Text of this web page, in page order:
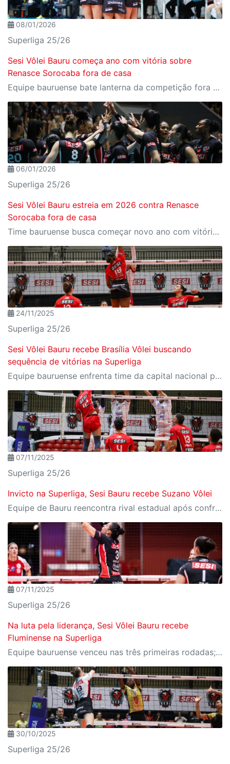
08/01/2026
Superliga 25/26
Sesi Vôlei Bauru começa ano com vitória sobre
Renasce Sorocaba fora de casa
Equipe bauruense bate lanterna da competição fora de casa e volta a vencer na Superliga
06/01/2026
Superliga 25/26
Sesi Vôlei Bauru estreia em 2026 contra Renasce
Sorocaba fora de casa
Time bauruense busca começar novo ano com vitória na Superliga; partida é nesta quarta, 7
24/11/2025
Superliga 25/26
Sesi Vôlei Bauru recebe Brasília Vôlei buscando
sequência de vitórias na Superliga
Equipe bauruense enfrenta time da capital nacional pela sétima rodada da liga; partida é na terça, 25
07/11/2025
Superliga 25/26
Invicto na Superliga, Sesi Bauru recebe Suzano Vôlei
Equipe de Bauru reencontra rival estadual após confrontos no Paulista 2025; partida é na segunda, 10
07/11/2025
Superliga 25/26
Na luta pela liderança, Sesi Vôlei Bauru recebe
Fluminense na Superliga
Equipe bauruense venceu nas três primeiras rodadas; partida é no domingo, 9
30/10/2025
Superliga 25/26